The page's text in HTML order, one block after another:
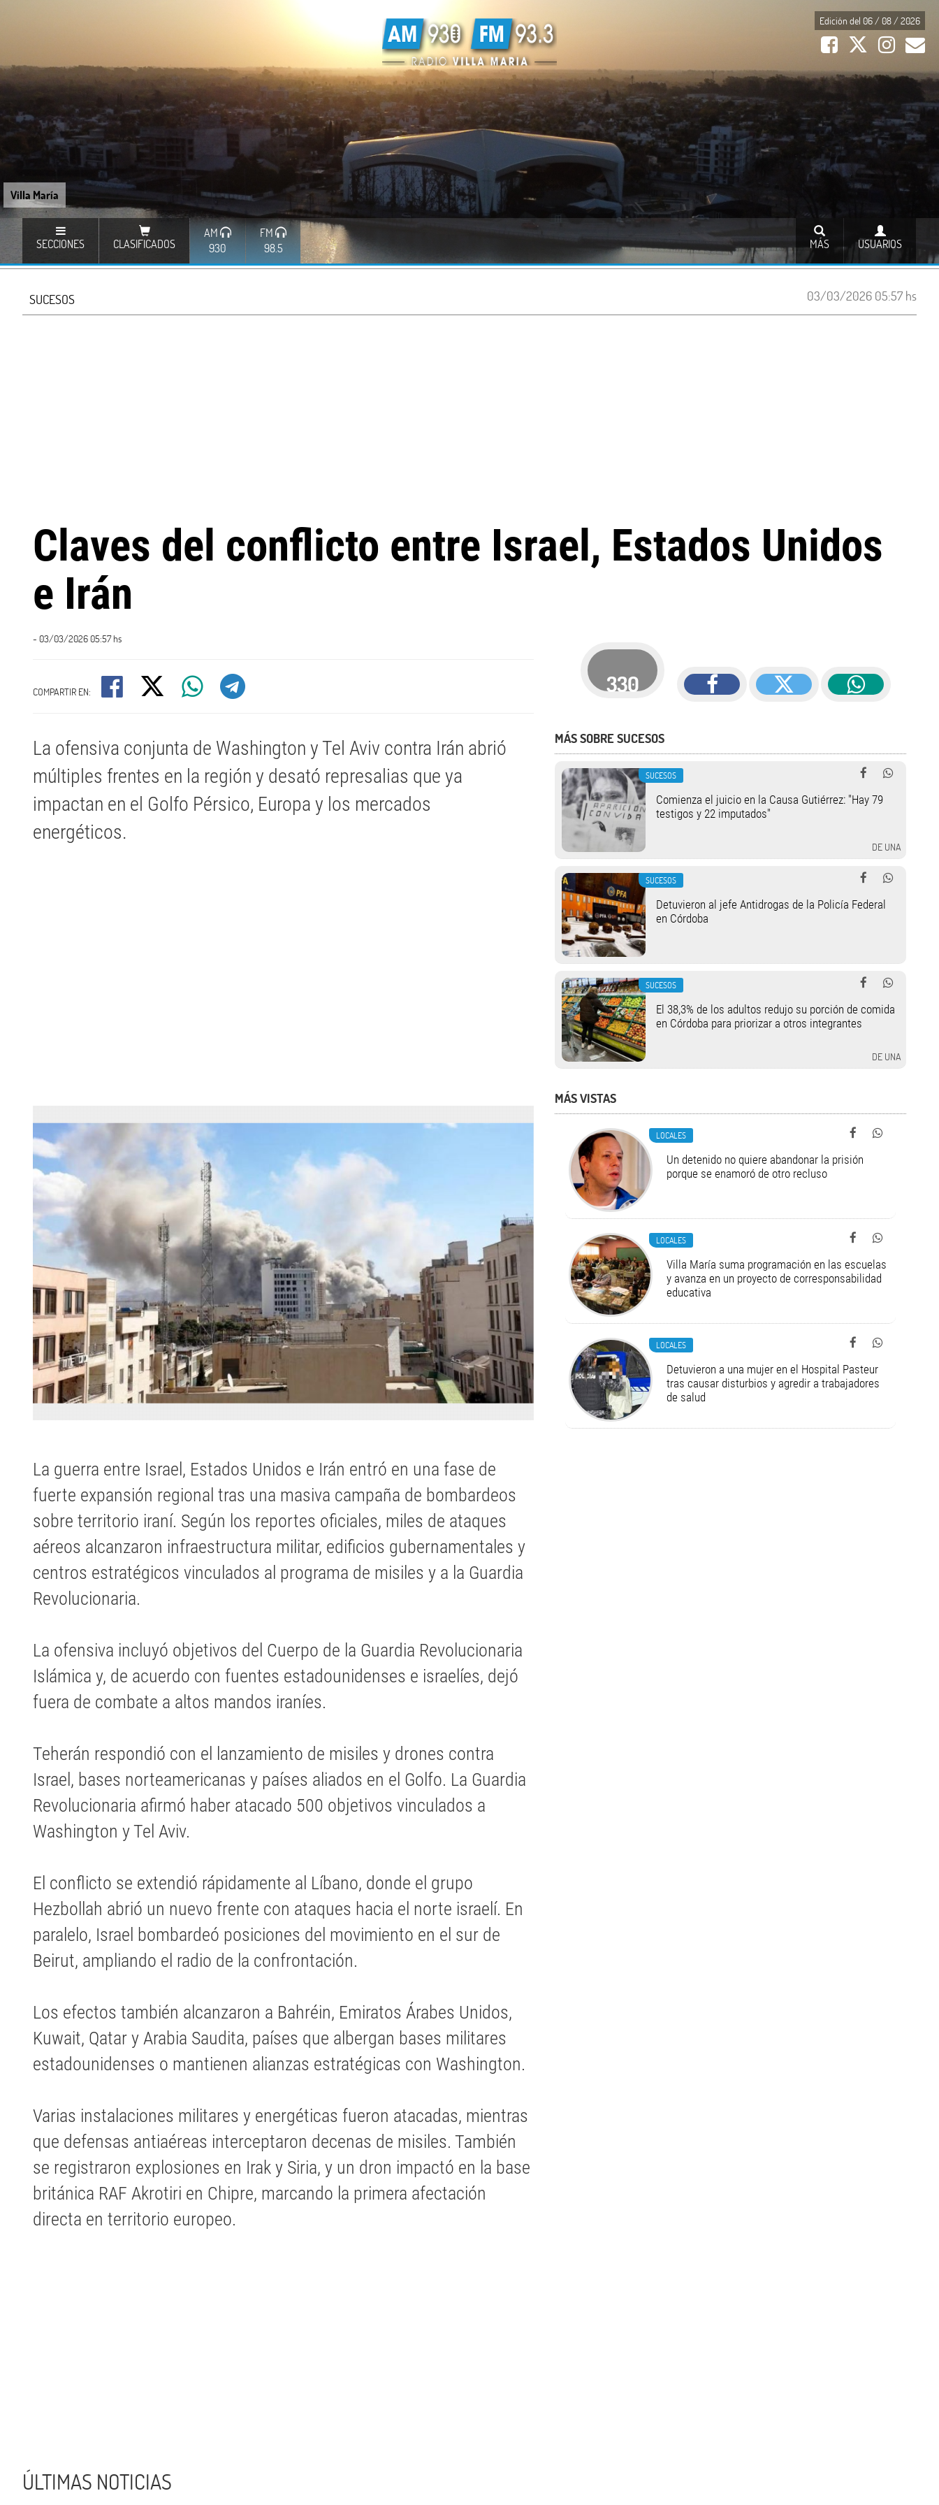
Villa María
Edición del 06 / 08 / 2026
SECCIONES CLASIFICADOS
AM
930
FM
98.5
USUARIOS
MÁS
03/03/2026 05:57 hs
SUCESOS
Claves del conflicto entre Israel, Estados Unidos
e Irán
- 03/03/2026 05:57 hs
COMPARTIR EN:
La ofensiva conjunta de Washington y Tel Aviv contra Irán abrió
múltiples frentes en la región y desató represalias que ya
impactan en el Golfo Pérsico, Europa y los mercados
energéticos.
La guerra entre Israel, Estados Unidos e Irán entró en una fase de
fuerte expansión regional tras una masiva campaña de bombardeos
sobre territorio iraní. Según los reportes oficiales, miles de ataques
aéreos alcanzaron infraestructura militar, edificios gubernamentales y
centros estratégicos vinculados al programa de misiles y a la Guardia
Revolucionaria.
La ofensiva incluyó objetivos del Cuerpo de la Guardia Revolucionaria
Islámica y, de acuerdo con fuentes estadounidenses e israelíes, dejó
fuera de combate a altos mandos iraníes.
Teherán respondió con el lanzamiento de misiles y drones contra
Israel, bases norteamericanas y países aliados en el Golfo. La Guardia
Revolucionaria afirmó haber atacado 500 objetivos vinculados a
Washington y Tel Aviv.
El conflicto se extendió rápidamente al Líbano, donde el grupo
Hezbollah abrió un nuevo frente con ataques hacia el norte israelí. En
paralelo, Israel bombardeó posiciones del movimiento en el sur de
Beirut, ampliando el radio de la confrontación.
Los efectos también alcanzaron a Bahréin, Emiratos Árabes Unidos,
Kuwait, Qatar y Arabia Saudita, países que albergan bases militares
estadounidenses o mantienen alianzas estratégicas con Washington.
Varias instalaciones militares y energéticas fueron atacadas, mientras
que defensas antiaéreas interceptaron decenas de misiles. También
se registraron explosiones en Irak y Siria, y un dron impactó en la base
británica RAF Akrotiri en Chipre, marcando la primera afectación
directa en territorio europeo.
ÚLTIMAS NOTICIAS
330
MÁS SOBRE SUCESOS
SUCESOS
Comienza el juicio en la Causa Gutiérrez: "Hay 79
testigos y 22 imputados"
DE UNA
SUCESOS
Detuvieron al jefe Antidrogas de la Policía Federal
en Córdoba
SUCESOS
El 38,3% de los adultos redujo su porción de comida
en Córdoba para priorizar a otros integrantes
DE UNA
MÁS VISTAS
LOCALES
Un detenido no quiere abandonar la prisión
porque se enamoró de otro recluso
LOCALES
Villa María suma programación en las escuelas
y avanza en un proyecto de corresponsabilidad
educativa
LOCALES
Detuvieron a una mujer en el Hospital Pasteur
tras causar disturbios y agredir a trabajadores
de salud